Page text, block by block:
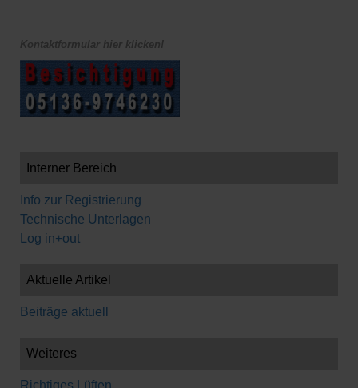
Kontaktformular hier klicken!
Interner Bereich
Info zur Registrierung
Technische Unterlagen
Log in+out
Aktuelle Artikel
Beiträge aktuell
Weiteres
Richtiges Lüften